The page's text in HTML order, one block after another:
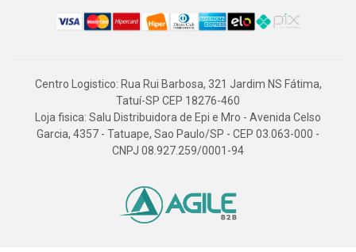
Centro Logistico: Rua Rui Barbosa, 321 Jardim NS Fátima,
Tatuí-SP CEP 18276-460
Loja fisica: Salu Distribuidora de Epi e Mro - Avenida Celso
Garcia, 4357 - Tatuape, Sao Paulo/SP - CEP 03.063-000 -
CNPJ 08.927.259/0001-94